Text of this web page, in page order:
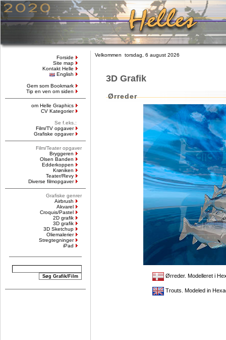
Forside
Site map
Kontakt Helle
English
Gem som Bookmark
Tip en ven om siden
om Helle Graphics
CV Kategorier
Se f.eks.:
Film/TV opgaver
Grafiske opgaver
Film/Teater opgaver
Bryggeren
Olsen Banden
Edderkoppen
Krøniken
Teater/Revy
Diverse filmopgaver
Grafiske genrer
Airbrush
Akvarel
Croquis/Pastel
2D grafik
3D grafik
3D Sketchup
Oliemalerier
Stregtegninger
iPad
Velkommen torsdag, 6 august 2026
3D Grafik
Ørreder
Ørreder. Modelleret i
Trouts. Modeled in